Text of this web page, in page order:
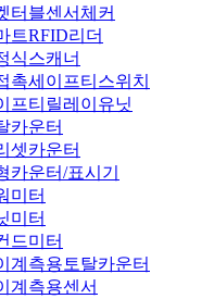
터블센서체커
트RFID리더
식스캐너
촉세이프티스위치
프티릴레이유닛
카운터
셋카운터
카운터/표시기
미터
미터
드미터
계측용토탈카운터
계측용센서